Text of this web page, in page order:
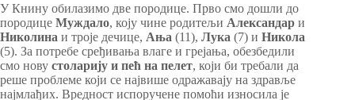
У Книну обилазимо две породице. Прво смо дошли до
породице Муждало, коју чине родитељи Александар и
Николина и троје дечице, Ања (11), Лука (7) и Никола
(5). За потребе сређивања влаге и грејања, обезбедили
смо нову столарију и пећ на пелет, који би требали да
реше проблеме који се највише одражавају на здравље
најмлађих. Вредност испоручене помоћи износила је